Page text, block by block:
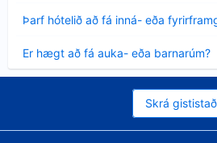
Þarf hótelið að fá inná- eða
sýnt
Er hægt að fá auka- eða barnarúm?
sýnt
Skrá gististað